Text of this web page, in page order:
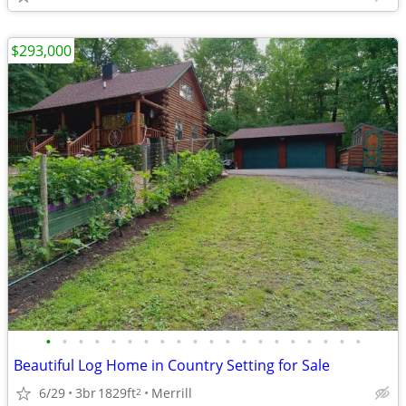
• • • • • • • • • • • • • • • • • • • •
Beautiful Log Home in Country Setting for Sale
6/29 3br1829ft2 Merrill
$293,000